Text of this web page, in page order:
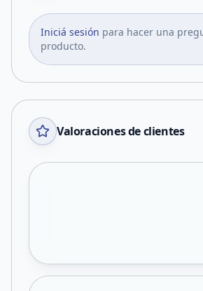
Iniciá sesión para hacer una
producto.
Valoraciones de clientes